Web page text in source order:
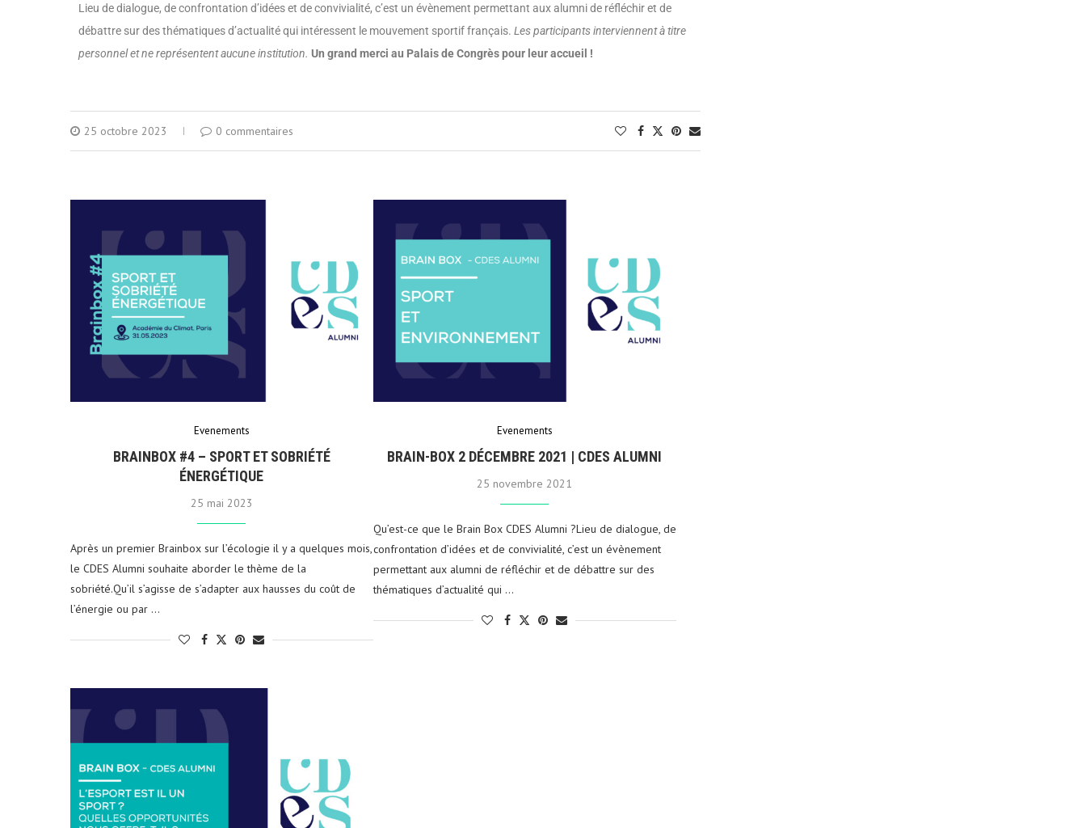
Lieu de dialogue, de confrontation d’idées et de convivialité, c’est un évènement permettant aux alumni de réfléchir et de
débattre sur des thématiques d’actualité qui intéressent le mouvement sportif français. Les participants interviennent à titre
personnel et ne représentent aucune institution. Un grand merci au Palais de Congrès pour leur accueil !
25 octobre 2023 0 commentaires
Evenements
BRAINBOX #4 – SPORT ET SOBRIÉTÉ
ÉNERGÉTIQUE
25 mai 2023
Après un premier Brainbox sur l’écologie il y a quelques mois,
le CDES Alumni souhaite aborder le thème de la
sobriété.Qu’il s’agisse de s’adapter aux hausses du coût de
l’énergie ou par …
Evenements
BRAIN-BOX 2 DÉCEMBRE 2021 | CDES ALUMNI
25 novembre 2021
Qu’est-ce que le Brain Box CDES Alumni ?Lieu de dialogue, de
confrontation d’idées et de convivialité, c’est un évènement
permettant aux alumni de réfléchir et de débattre sur des
thématiques d’actualité qui …